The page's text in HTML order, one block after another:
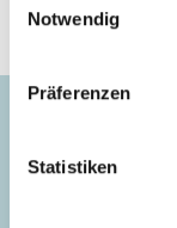
Notwendig
Präferenzen
Statistiken